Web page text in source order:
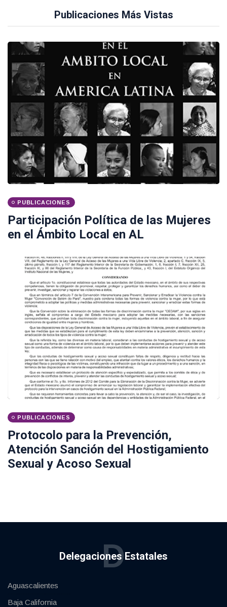
Publicaciones Más Vistas
PUBLICACIONES
Participación Política de las Mujeres
en el Ámbito Local en AL
PUBLICACIONES
Protocolo para la Prevención,
Atención Sanción del Hostigamiento
Sexual y Acoso Sexual
Delegaciones Estatales
D
Aguascalientes
Baja California